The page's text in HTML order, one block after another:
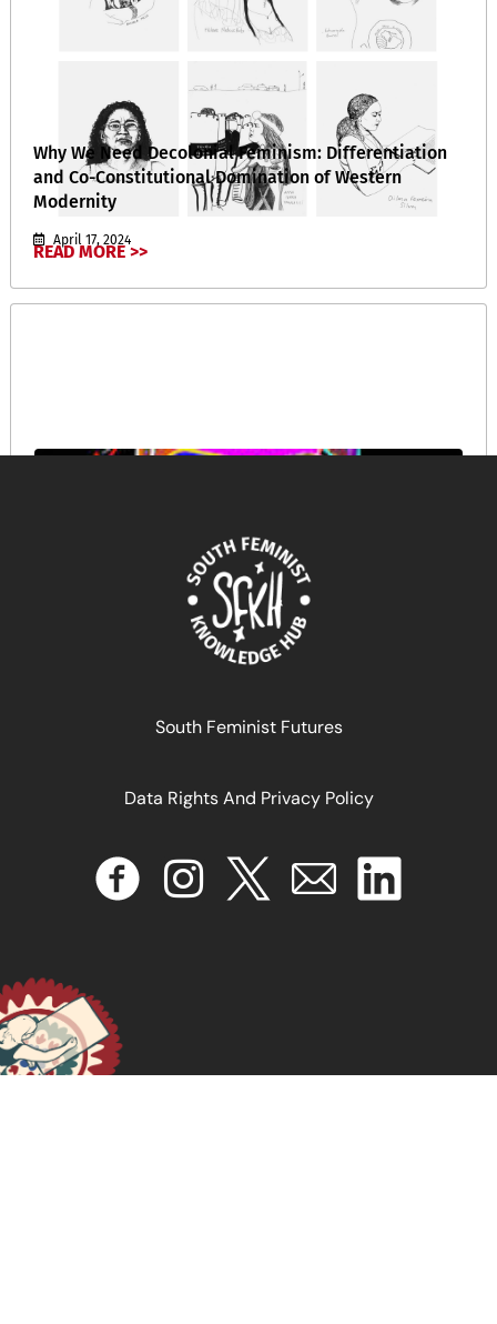
Why We Need Decolonial Feminism: Differentiation
and Co-Constitutional Domination of Western
Modernity
April 17, 2024
READ MORE >>
September 25, 2024
READ MORE >>
South Feminist Futures
Data Rights And Privacy Policy